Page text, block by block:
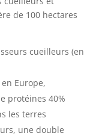
de 100 hectares
cueilleurs (en
Europe,
protéines 40%
les terres
une double